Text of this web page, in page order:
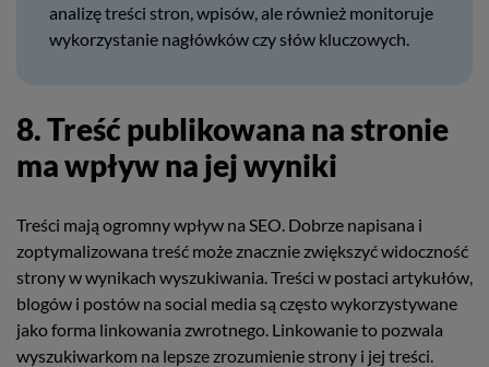
analizę treści stron, wpisów, ale również monitoruje
wykorzystanie nagłówków czy słów kluczowych.
8. Treść publikowana na stronie
ma wpływ na jej wyniki
Treści mają ogromny wpływ na SEO. Dobrze napisana i
zoptymalizowana treść może znacznie zwiększyć widoczność
strony w wynikach wyszukiwania. Treści w postaci artykułów,
blogów i postów na social media są często wykorzystywane
jako forma linkowania zwrotnego. Linkowanie to pozwala
wyszukiwarkom na lepsze zrozumienie strony i jej treści.